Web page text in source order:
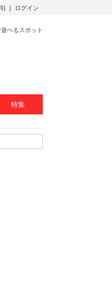
) ログイン
べるスポット
特集